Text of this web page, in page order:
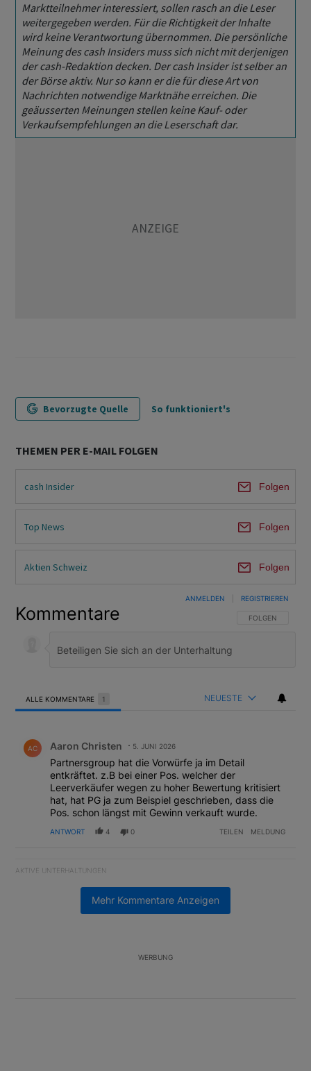
Marktteilnehmer interessiert, sollen rasch an die Leser
weitergegeben werden. Für die Richtigkeit der Inhalte
wird keine Verantwortung übernommen. Die persönliche
Meinung des cash Insiders muss sich nicht mit derjenigen
der cash-Redaktion decken. Der cash Insider ist selber an
der Börse aktiv. Nur so kann er die für diese Art von
Nachrichten notwendige Marktnähe erreichen. Die
geäusserten Meinungen stellen keine Kauf- oder
Verkaufsempfehlungen an die Leserschaft dar.
Bevorzugte Quelle So funktioniert's
THEMEN PER E-MAIL FOLGEN
cash Insider Folgen
Top News Folgen
Aktien Schweiz Folgen
Mehr Kommentare Anzeigen
Kommentare FOLGE DIESER
FOLGEN
ANMELDEN REGISTRIEREN
ALLE KOMMENTARE 1 NEUESTE
AC Aaron Christen 5. JUNI 2026
Partnersgroup hat die Vorwürfe ja im Detail
entkräftet. z.B bei einer Pos. welcher der
Leerverkäufer wegen zu hoher Bewertung kritisiert
hat, hat PG ja zum Beispiel geschrieben, dass die
Pos. schon längst mit Gewinn verkauft wurde.
ANTWORT 4 0 TEILEN MELDUNG
AKTIVE UNTERHALTUNGEN
Ein Trendartikel mit dem Titel "Margin Calls bei Situational
Margin Calls bei Situational Awareness: Alles über
den Retter-Deal
3
auf eventuelle Yen-Intervention vor
WERBUNG